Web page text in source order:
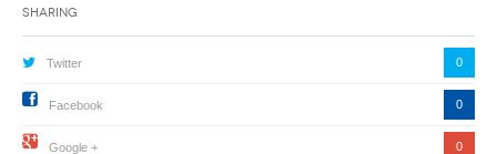
Sharing
Twitter 0
Facebook 0
Google + 0